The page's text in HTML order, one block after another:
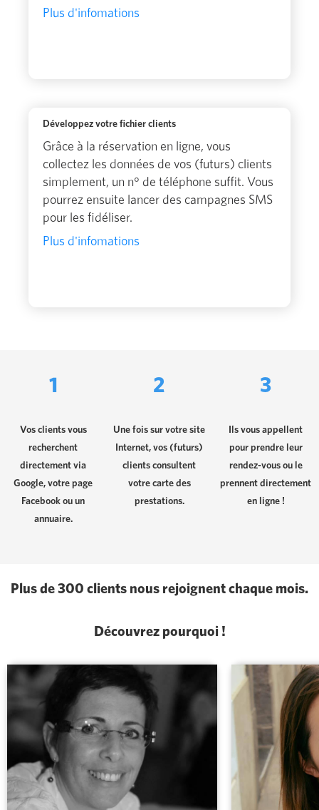
Plus d'infomations
Développez votre fichier clients
Grâce à la réservation en ligne, vous
collectez les données de vos (futurs) clients
simplement, un n° de téléphone suffit. Vous
pourrez ensuite lancer des campagnes SMS
pour les fidéliser.
Plus d'infomations
1
Vos clients vous
recherchent
directement via
Google, votre page
Facebook ou un
annuaire.
2
Une fois sur votre site
Internet, vos (futurs)
clients consultent
votre carte des
prestations.
3
Ils vous appellent
pour prendre leur
rendez-vous ou le
prennent directement
en ligne !
Plus de 300 clients nous rejoignent chaque mois.
Découvrez pourquoi !